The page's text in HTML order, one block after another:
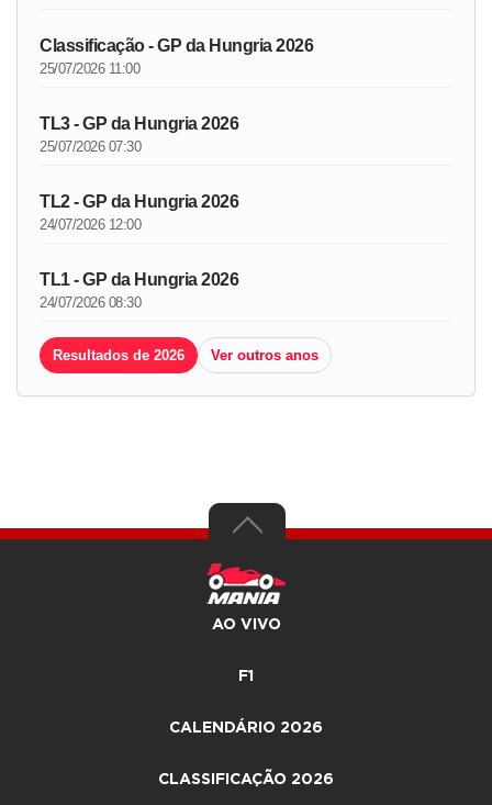
Classificação - GP da Hungria 2026
25/07/2026 11:00
TL3 - GP da Hungria 2026
25/07/2026 07:30
TL2 - GP da Hungria 2026
24/07/2026 12:00
TL1 - GP da Hungria 2026
24/07/2026 08:30
Resultados de 2026 Ver outros anos
AO VIVO
F1
CALENDÁRIO 2026
CLASSIFICAÇÃO 2026